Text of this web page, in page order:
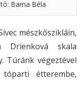
Barna Béla
mészkőszikláin,
Drienková skala
Túránk végeztével
étterembe,